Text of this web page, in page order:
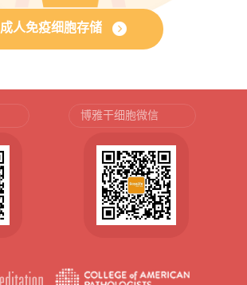
成人免疫细胞存储
博雅干细胞微信